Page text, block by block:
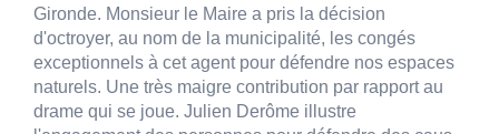
Gironde. Monsieur le Maire a pris la décision
d'octroyer, au nom de la municipalité, les congés
exceptionnels à cet agent pour défendre nos espaces
naturels. Une très maigre contribution par rapport au
drame qui se joue. Julien Derôme illustre